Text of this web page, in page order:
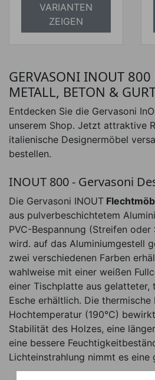
VARIANTEN
ZEIGEN
GERVASONI INOUT
METALL, BETON &
Entdecken Sie die Gervasoni
unserem Shop. Jetzt attraktive
italienische Designermöbel
bestellen.
INOUT 800 - Gervasoni
Die Gervasoni INOUT
aus pulverbeschichtetem
PVC-Bespannung (Streifen
wird. auf das Aluminiumgestell
zwei verschiedenen Farben
wahlweise mit einer weißen
einer Tischplatte aus gelatteter,
Esche erhältlich. Die thermische
Hochtemperatur (190°C)
Stabilität des Holzes, eine
eine bessere
Lichteinstrahlung nimmt es eine